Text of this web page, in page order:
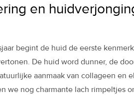
en
begint de huid de eerste
De huid word dunner, de
aanmaak van collageen en
we nog charmante lach rimpeltjes